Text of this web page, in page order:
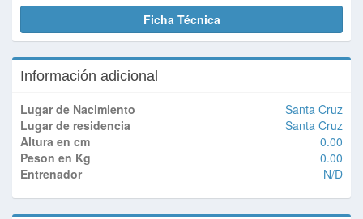
Ficha Técnica
Información adicional
Lugar de Nacimiento
Santa Cruz
Lugar de residencia
Santa Cruz
Altura en cm
0.00
Peson en Kg
0.00
Entrenador
N/D